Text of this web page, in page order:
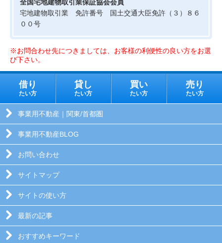
全国宅地建物取引業保証協会会員
宅地建物取引業 免許番号 国土交通大臣免許（３）８６
００号
※お問合わせ先につきましては、お客様の利便性の良い方をお選
び下さい。
借り
たい方
貸し
たい方
買い
たい方
売り
たい方
事業用不動産｜関東/首都圏
事業用不動産BLOG
お問い合わせ
サイトマップ
サイトの使い方
最新の記事
おすすめキーワード